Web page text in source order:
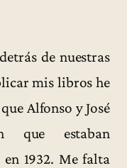
de nuestras
mis libros he
Alfonso y José
que estaban
1932. Me falta